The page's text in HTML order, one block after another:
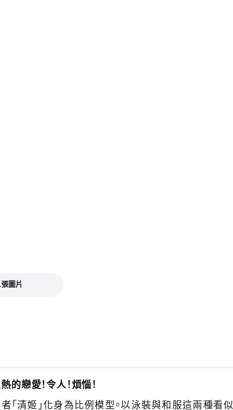
圖片
戀愛！令人！煩惱！
清姬」化身為比例模型。以泳裝與和服這兩種看似